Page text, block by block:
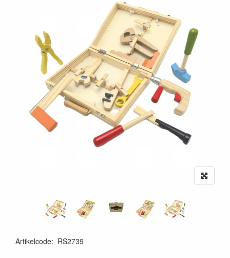
Artikelcode: RS2739